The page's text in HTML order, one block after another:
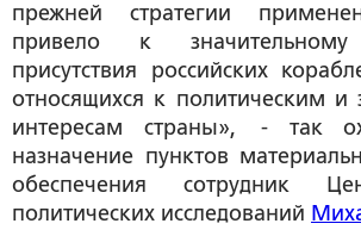
прежней стратегии
привело к
присутствия российских
относящихся к политическим и
интересам страны», - так
назначение пунктов
обеспечения сотрудник
политических исследований